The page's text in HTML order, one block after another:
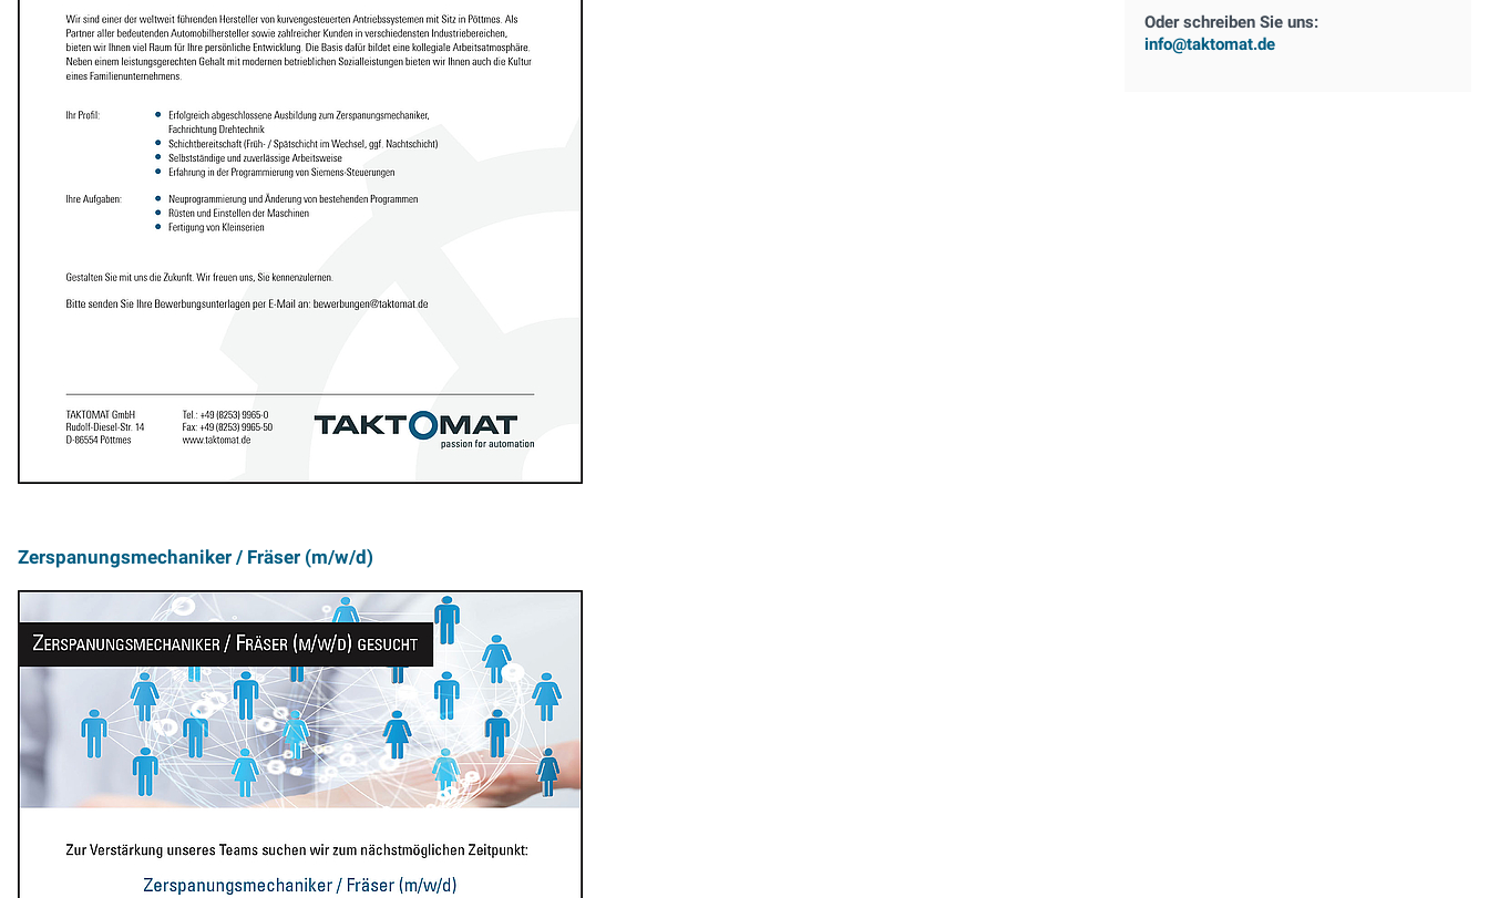
Zerspanungsmechaniker / Fräser (m/w/d)
Oder schreiben Sie uns:
info@taktomat.de